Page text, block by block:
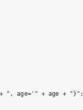
", age='" + age + "}";